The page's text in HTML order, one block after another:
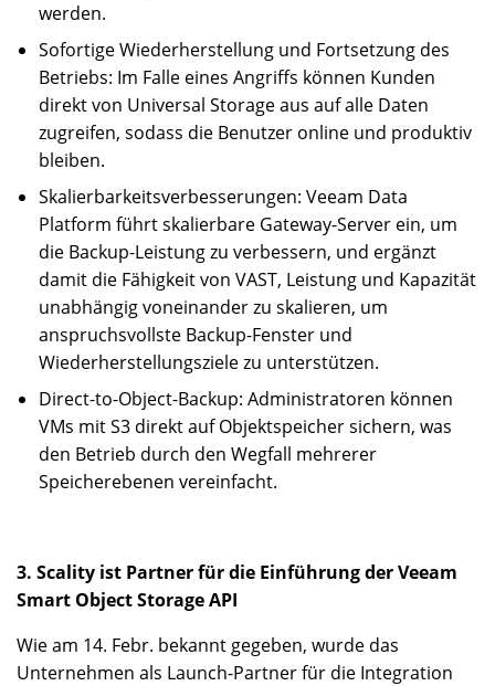
werden.
Sofortige Wiederherstellung und Fortsetzung des
Betriebs: Im Falle eines Angriffs können Kunden
direkt von Universal Storage aus auf alle Daten
zugreifen, sodass die Benutzer online und produktiv
bleiben.
Skalierbarkeitsverbesserungen: Veeam Data
Platform führt skalierbare Gateway-Server ein, um
die Backup-Leistung zu verbessern, und ergänzt
damit die Fähigkeit von VAST, Leistung und Kapazität
unabhängig voneinander zu skalieren, um
anspruchsvollste Backup-Fenster und
Wiederherstellungsziele zu unterstützen.
Direct-to-Object-Backup: Administratoren können
VMs mit S3 direkt auf Objektspeicher sichern, was
den Betrieb durch den Wegfall mehrerer
Speicherebenen vereinfacht.
3. Scality ist Partner für die Einführung der Veeam
Smart Object Storage API
Wie am 14. Febr. bekannt gegeben, wurde das
Unternehmen als Launch-Partner für die Integration